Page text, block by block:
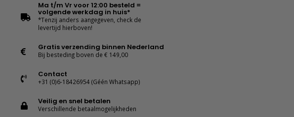
Ma t/m Vr voor 12:00 besteld =
volgende werkdag in huis*
*Tenzij anders aangegeven, check de
levertijd hierboven!
Gratis verzending binnen Nederland
Bij besteding boven de € 149,00
Contact
+31 (0)6-18426954 (Géén Whatsapp)
Veilig en snel betalen
Verschillende betaalmogelijkheden